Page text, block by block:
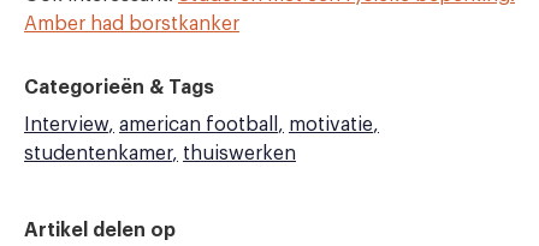
Amber had borstkanker
Categorieën & Tags
Interview american football
motivatie
studentenkamer
thuiswerken
Artikel delen op